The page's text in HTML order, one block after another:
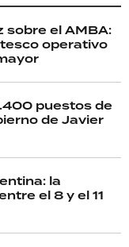
sobre el AMBA:
operativo
puestos de
de Javier
la
el 8 y el 11